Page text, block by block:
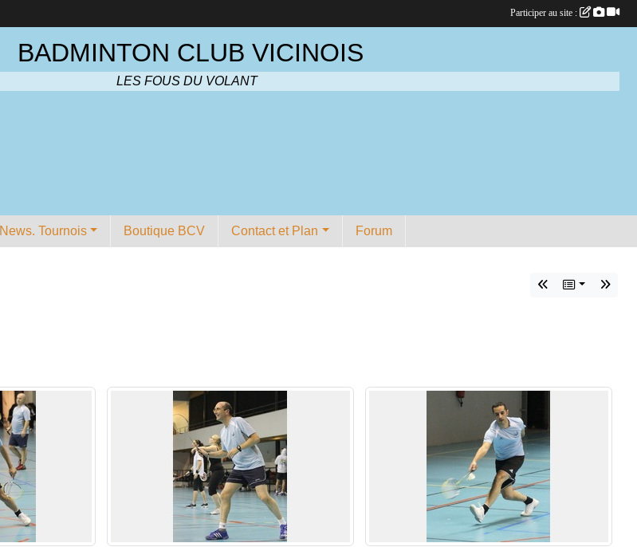
BADMINTON CLUB VICINOIS
LES FOUS DU VOLANT
News. Tournois Boutique BCV Contact et Plan Forum
Participer au site :